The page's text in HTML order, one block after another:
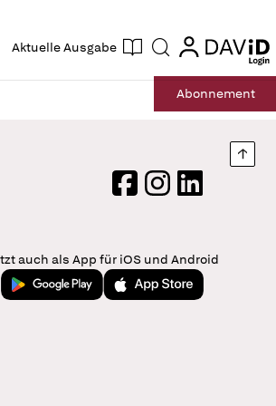
Aktuelle Ausgabe Suche login
login
Abonnement
FacebookInstagram
LinkedIn
auch als App für iOS und Android
Jetzt bei Google PlayLaden im App Store